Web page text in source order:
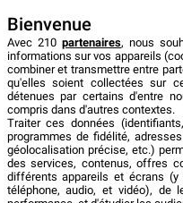
Bienvenue
Avec 210 partenaires, nous
informations sur vos appareils
combiner et transmettre entre
qu'elles soient collectées sur
détenues par certains d'entre
compris dans d'autres contextes.
Traiter ces données
programmes de fidélité,
géolocalisation précise, etc.)
des services, contenus, offres
différents appareils et écrans (y
téléphone, audio, et vidéo), de